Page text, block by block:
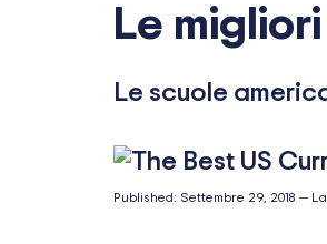
Le
Le scuole
Published: Settembre 29, 2018 —